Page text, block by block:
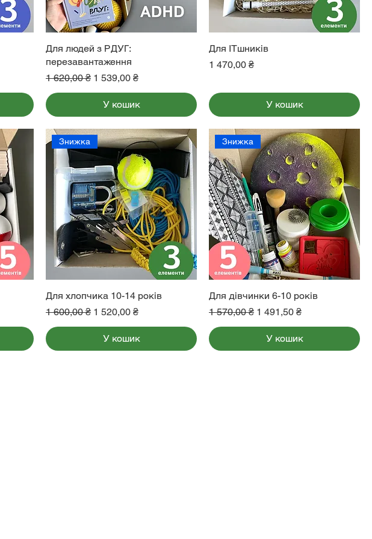
Для людей з РДУГ:
перезавантаження
Звичайна ціна
1 620,00 ₴ За розпродажем
1 539,00 ₴
У кошик
Для ІТшників
Ціна
1 470,00 ₴
У кошик
Знижка
Для хлопчика 10-14 років
Звичайна ціна
1 600,00 ₴ За розпродажем
1 520,00 ₴
У кошик
Знижка
Для дівчинки 6-10 років
Звичайна ціна
1 570,00 ₴ За розпродажем
1 491,50 ₴
У кошик